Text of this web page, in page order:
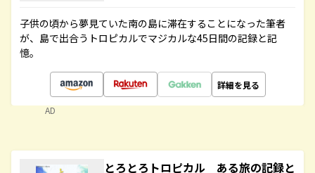
子供の頃から夢見ていた南の島に滞在することになった筆者
が、島で出合うトロピカルでマジカルな45日間の記録と記
憶。
詳細を見る
AD
とろとろトロピカル ある旅の記録と